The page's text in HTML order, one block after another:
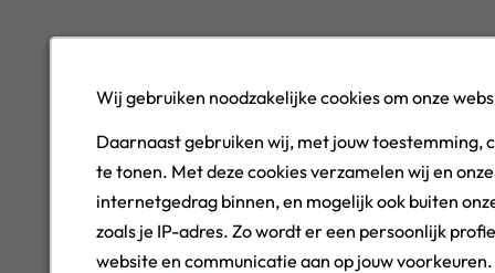
Wij gebruiken noodzakelijke cookies om onze
Daarnaast gebruiken wij, met jouw toestemming,
te tonen. Met deze cookies verzamelen wij en
internetgedrag binnen, en mogelijk ook buiten
zoals je IP-adres. Zo wordt er een persoonlijk
website en communicatie aan op jouw